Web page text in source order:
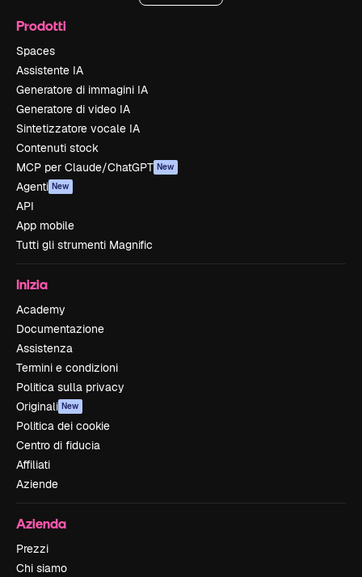
Prodotti
Spaces
Assistente IA
Generatore di immagini IA
Generatore di video IA
Sintetizzatore vocale IA
Contenuti stock
MCP per Claude/ChatGPT New
Agenti New
API
App mobile
Tutti gli strumenti Magnific
Inizia
Academy
Documentazione
Assistenza
Termini e condizioni
Politica sulla privacy
Originali New
Politica dei cookie
Centro di fiducia
Affiliati
Aziende
Azienda
Prezzi
Chi siamo